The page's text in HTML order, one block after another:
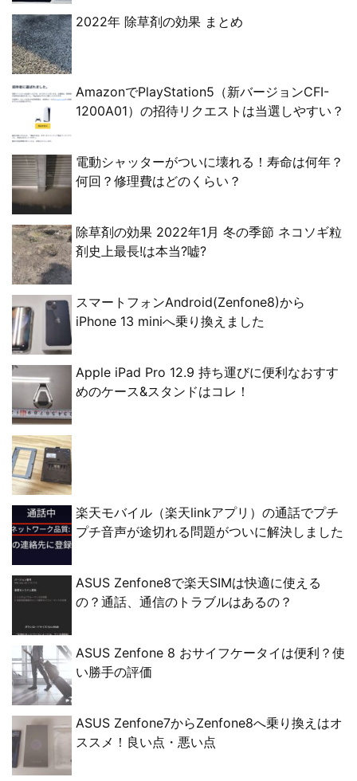
2022年 除草剤の効果 まとめ
AmazonでPlayStation5（新バージョンCFI-
1200A01）の招待リクエストは当選しやすい？
電動シャッターがついに壊れる！寿命は何年？
何回？修理費はどのくらい？
除草剤の効果 2022年1月 冬の季節 ネコソギ粒
剤史上最長!は本当?嘘?
スマートフォンAndroid(Zenfone8)から
iPhone 13 miniへ乗り換えました
Apple iPad Pro 12.9 持ち運びに便利なおすす
めのケース&スタンドはコレ！
楽天モバイル（楽天linkアプリ）の通話でプチ
プチ音声が途切れる問題がついに解決しました
ASUS Zenfone8で楽天SIMは快適に使える
の？通話、通信のトラブルはあるの？
ASUS Zenfone 8 おサイフケータイは便利？使
い勝手の評価
ASUS Zenfone7からZenfone8へ乗り換えはオ
ススメ！良い点・悪い点